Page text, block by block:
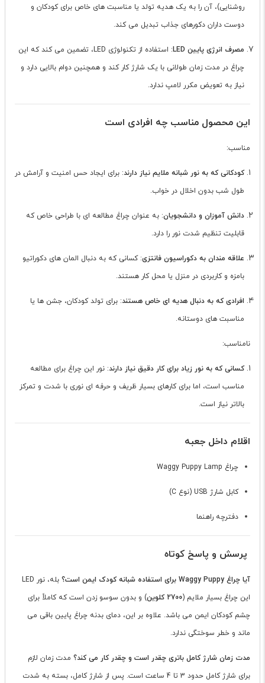
روشنایی)، آن را به یک هدیه تولد یا مناسبت های خاص برای کودکان و
دوست داران دکورهای جذاب تبدیل می کند.
مصرف انرژی پایین LED
: استفاده از تکنولوژی LED، تضمین می کند که این
چراغ در مدت زمان طولانی با یک شارژ کار کند و همچنین دوام بالایی دارد و
نیاز به تعویض مکرر لامپ ندارد.
این محصول مناسب چه افرادی است
مناسب:
کودکانی که به نور شبانه ملایم نیاز دارند: برای ایجاد حس امنیت و آرامش در
طول شب بدون اخلال در خواب.
دانش آموزان و دانشجویان: به عنوان چراغ مطالعه ای با طراحی خاص که
قابلیت تنظیم شدت نور را دارد.
علاقه مندان به دکوراسیون فانتزی: کسانی که به دنبال المان های دکوراتیو
بامزه و کاربردی در منزل یا محل کار هستند.
افرادی که به دنبال هدیه ای خاص هستند: برای تولد کودکان، جشن ها یا
مناسبت های دوستانه.
نامناسب:
کسانی که به نور زیاد برای کار دقیق نیاز دارند: نور این چراغ برای مطالعه
مناسب است، اما برای کارهای بسیار ظریف و حرفه ای نوری با شدت و تمرکز
بالاتر نیاز است.
اقلام داخل جعبه
چراغ Waggy Puppy Lamp
کابل شارژ USB (نوع C)
دفترچه راهنما
پرسش و پاسخ کوتاه
آیا چراغ Waggy Puppy برای استفاده شبانه کودک ایمن است؟
بله، نور LED
این چراغ بسیار ملایم (2700 کلوین
) و بدون سوسو زدن است که کاملاً برای
چشم کودکان ایمن می باشد. علاوه بر این، دمای بدنه چراغ پایین باقی می
ماند و خطر سوختگی ندارد.
مدت زمان شارژ کامل باتری چقدر است و چقدر کار می کند؟ مدت زمان لازم
برای شارژ کامل حدود 3 تا 4 ساعت است. پس از شارژ کامل، بسته به شدت